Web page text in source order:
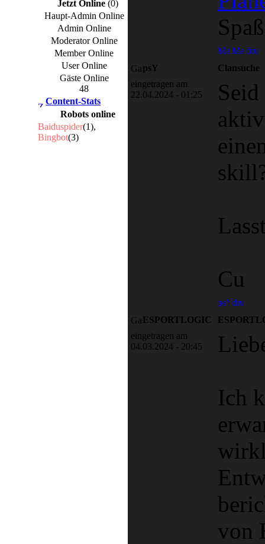
Jetzt Online (0)
Haupt-Admin Online
Admin Online
Moderator Online
Member Online
User Online
Gäste Online
48
Content-Stats
Robots online
Baiduspider(1),
Bingbot(3)
psY
Clansuche
eingetragen am
22.04.2024 - 01:25
Cu
ESPORTLOGIC
eingetragen am
04.03.2024 - 20:45
Ich
von